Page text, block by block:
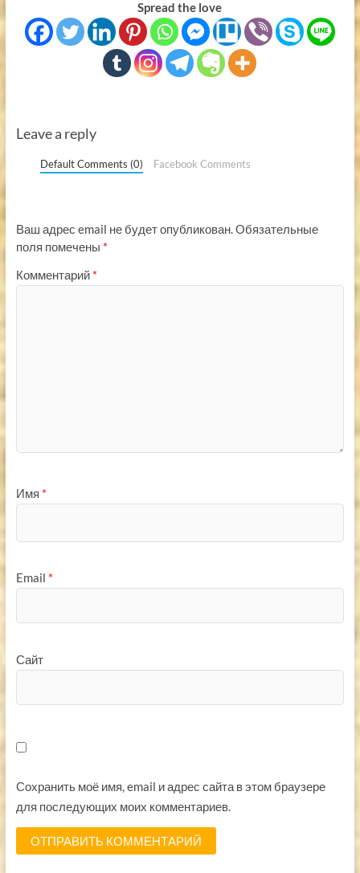
Spread the love
Leave a reply
Default Comments (0) Facebook Comments
Ваш адрес email не будет опубликован.Обязательные
поля помечены *
Комментарий *
Имя *
Email *
Сайт
Сохранить моё имя, email и адрес сайта в этом браузере
для последующих моих комментариев.